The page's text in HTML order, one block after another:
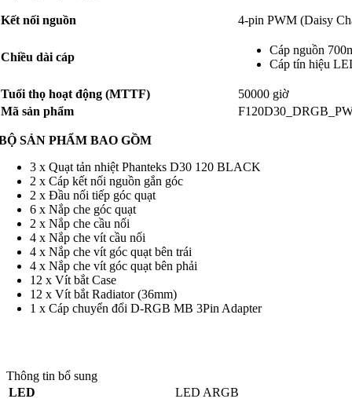
Kết nối nguồn 4-pin PWM (Daisy
Chiều dài cáp
Cáp nguồn
Cáp tín hiệu
Tuổi thọ hoạt động (MTTF)
50000 giờ
Mã sản phẩm
SẢN PHẨM BAO GỒM
3 x Quạt tản nhiệt Phanteks D30 120 BLACK
2 x Cáp kết nối nguồn gắn góc
2 x Đầu nối tiếp góc quạt
6 x Nắp che góc quạt
2 x Nắp che cầu nối
4 x Nắp che vít cầu nối
4 x Nắp che vít góc quạt bên trái
4 x Nắp che vít góc quạt bên phải
12 x Vít bắt Case
12 x Vít bắt Radiator (36mm)
1 x Cáp chuyển đổi D-RGB MB 3Pin Adapter
Thông tin bổ sung
LED
LED ARGB